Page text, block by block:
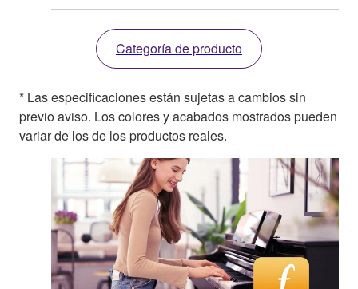
Categoría de producto
* Las especificaciones están sujetas a cambios sin
previo aviso. Los colores y acabados mostrados pueden
variar de los de los productos reales.